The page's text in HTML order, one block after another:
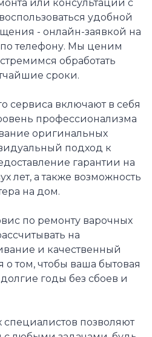
или консультации с
удобной
- онлайн-заявкой на
телефону. Мы ценим
обработать
сроки.
сервиса включают в себя
профессионализма
оригинальных
подход к
гарантии на
лет, а также возможность
на дом.
по ремонту варочных
на
и качественный
том, чтобы ваша бытовая
годы без сбоев и
позволяют